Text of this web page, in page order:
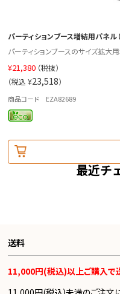
パーティションブース増結用パネ
パーティションブースのサイズ拡大
¥21,380 （税抜）
（税込 ¥23,518）
商品コード EZA82689
最近チ
送料
11,000円(税込)以上ご購入で